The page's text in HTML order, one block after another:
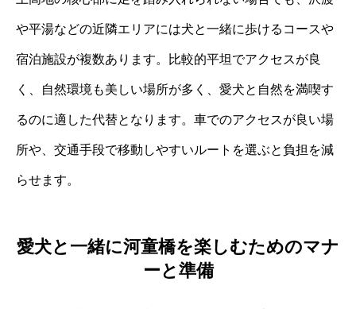
や平湯などの近隣エリアには犬と一緒に歩けるコースや
宿泊施設が複数あります。比較的平坦でアクセスが良
く、自然環境も美しい場所が多く、愛犬と自然を満喫す
るのに適した代替となります。車でのアクセスが良い場
所や、交通手段で移動しやすいルートを選ぶと負担を減
らせます。
愛犬と一緒に河童橋を楽しむためのマナ
ーと準備